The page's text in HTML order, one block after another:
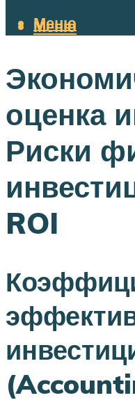
Меню
Меню
оценка
Риски
ROI